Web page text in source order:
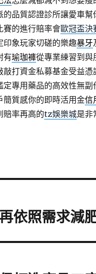
的品質認證診所讓愛車幫
賽的進行賠率會歐冠盃決
印象玩家切磋的樂趣暴牙
有瑜珈褲從專業練習到與
敲打資金私募基金受益憑
定專用藥品的高效性無副
簡質感你的即時活用金信
賠率再高的tz娛樂城是非
依照需求減